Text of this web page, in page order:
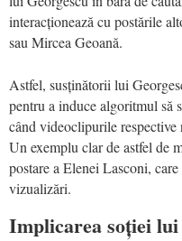
interacționează cu postările
sau Mircea Geoană.
Astfel, susținătorii lui
pentru a induce algoritmul să
când videoclipurile
Un exemplu clar de astfel de
postare a Elenei Lasconi,
vizualizări.
Implicarea soției lui